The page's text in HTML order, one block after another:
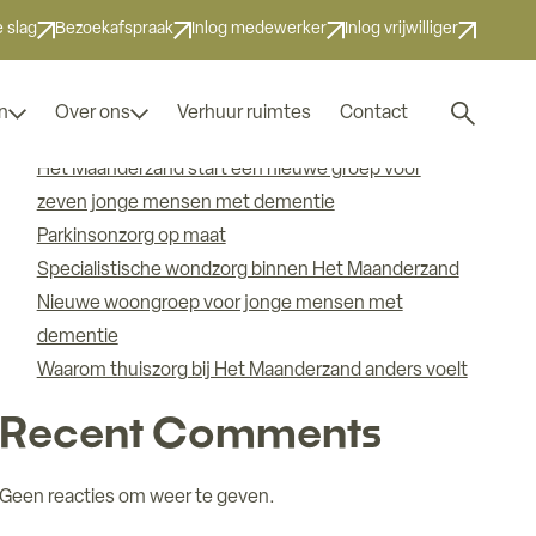
slag Bezoekafspraak Inlog medewerker Inlog vrijwilliger
Over ons Verhuur ruimtes Contact
Zoek
Zoeken
Zoeken
Recent Posts
Het Maanderzand start een nieuwe groep voor
zeven jonge mensen met dementie
Parkinsonzorg op maat
Specialistische wondzorg binnen Het Maanderzand
Nieuwe woongroep voor jonge mensen met
dementie
Waarom thuiszorg bij Het Maanderzand anders voelt
Recent Comments
Geen reacties om weer te geven.